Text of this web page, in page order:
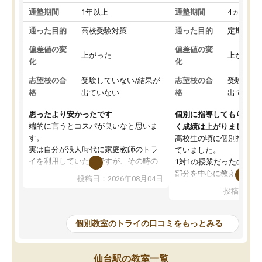
通塾期間 1年以上
通った目的 高校受験対策
偏差値の変
化
上がった
志望校の合
格
受験していない/結果が
出ていない
思ったより安かったです
端的に言うとコスパが良いなと思いま
す。
実は自分が浪人時代に家庭教師のトラ
イを利用していたのですが、その時の
月謝がとても高くトライに良いイメー
ジがありませんでした。
し始めた形です。
しかし、以前とは違い料金がリーズナ
ブルでびっくりしました。
通って1年以上ですが、勉強への取り組
投稿日：2026年08月04日
通塾期間 4ヵ月～1
通った目的 定期テス
偏差値の変
化
上がった
志望校の合
格
受験して
出ていな
個別に指導してもらえる
く成績は上がりました。
高校生の頃に個別指導の
ていました。
1対1の授業だったので、
部分を中心に教えてもら
わからないところもそ
もらえたので、勉強への
しずつなくなりました。
その結果成績も上がり、
投稿日：
個別教室のトライの口コミをもっとみる
仙台駅の教室一覧